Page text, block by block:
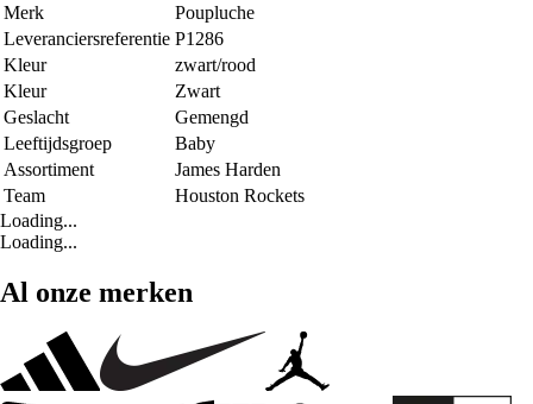
Merk
Poupluche
Leveranciersreferentie P1286
Kleur
zwart/rood
Kleur
Zwart
Geslacht
Gemengd
Leeftijdsgroep
Baby
Assortiment
James Harden
Team
Houston Rockets
Loading...
Loading...
Al onze merken